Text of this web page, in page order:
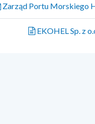
Zarząd Portu Morskiego
EKOHEL Sp. z